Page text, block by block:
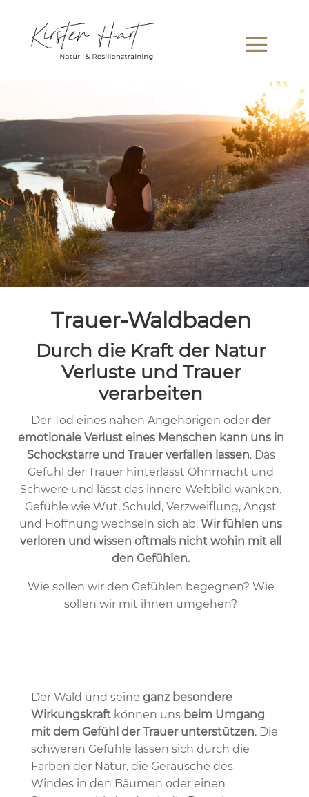
Trauer-Waldbaden
Durch die Kraft der Natur
Verluste und Trauer
verarbeiten
Der Tod eines nahen Angehörigen oder der
emotionale Verlust eines Menschen kann uns in
Schockstarre und Trauer verfallen lassen. Das
Gefühl der Trauer hinterlässt Ohnmacht und
Schwere und lässt das innere Weltbild wanken.
Gefühle wie Wut, Schuld, Verzweiflung, Angst
und Hoffnung wechseln sich ab. Wir fühlen uns
verloren und wissen oftmals nicht wohin mit all
den Gefühlen.
Wie sollen wir den Gefühlen begegnen? Wie
sollen wir mit ihnen umgehen?
Der Wald und seine ganz besondere
Wirkungskraftkönnen uns beim Umgang
mit dem Gefühl der Trauer unterstützen. Die
schweren Gefühle lassen sich durch die
Farben der Natur, die Geräusche des
Windes in den Bäumen oder einen